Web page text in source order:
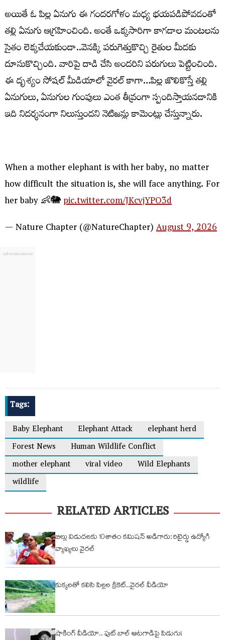
అయితే ఓ పిల్ల ఏనుగు ఈ గందరగోళం మధ్య భయపడిపోవడంతో
తల్లి ఏనుగు ఆగ్రహించింది. అంతే ఒక్కసారిగా కాగడాల మంటలను
సైతం లెక్కచేయకుండా..వెనక్కి పరుగెత్తుకొచ్చి రైతుల మీదకు
దూసుకొచ్చింది. వారిపై దాడి చేసి అందరిని పరుగులు పెట్టించింది.
ఈ దృశ్యం సోషల్ మీడియాలో వైరల్ కాగా…పిల్ల జొలికొస్తే తల్లి
ఏనుగులు, ఏనుగుల గుంపులు ఎంత తీవ్రంగా స్పందిస్తాయనడానికి
ఇది నిదర్శనంగా నిలుస్తుందని నెటిజన్లు కామెంట్లు చేస్తున్నారు.
When a mother elephant is with her baby, no matter
how difficult the situation is, she will face anything. For
her baby 👶🐘pic.twitter.com/JKcvjYPO3d
— Nature Chapter (@NatureChapter)August 9, 2026
Tags:
Baby Elephant
Elephant Attack
elephant herd
Forest News
Human Wildlife Conflict
mother elephant
viral video
Wild Elephants
wildlife
RELATED ARTICLES
బిల్లు విడుదలకు 10శాతం కమిషన్ అడిగారు: రిటైర్డు ఉద్యోగి
వ్యాఖ్యలు వైరల్
కుక్కలతో కలిసి పిల్లల క్రికెట్..వైరల్ వీడియో
షాకింగ్ వీడియో.. ఫుట్ బాల్ ఆటగాడిపై పిడుగు!